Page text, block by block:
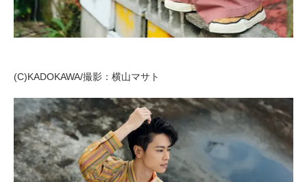
(C)KADOKAWA/撮影：横山マサト